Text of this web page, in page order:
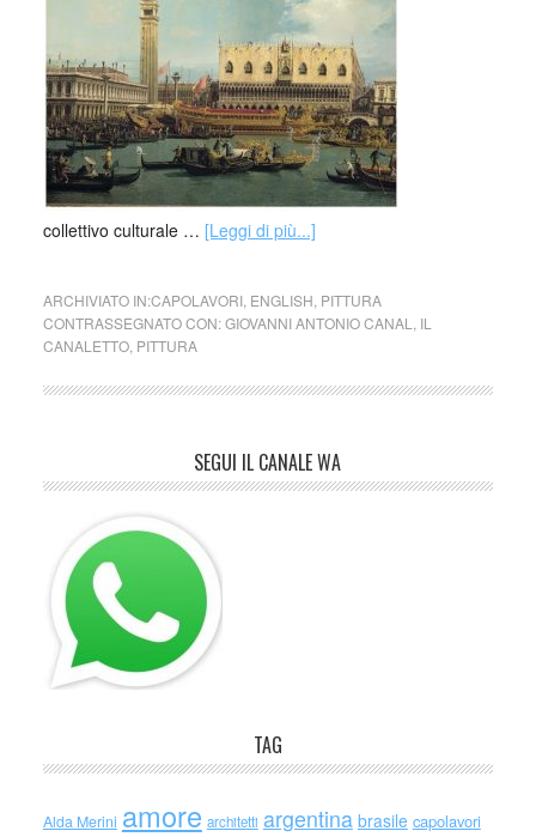
collettivo culturale … [Leggi di più...]
ARCHIVIATO IN:CAPOLAVORI, ENGLISH PITTURA
CONTRASSEGNATO CON:GIOVANNI ANTONIO CANAL
IL
CANALETTO, PITTURA
SEGUI IL CANALE WA
TAG
Alda Merini amore architetti argentina brasile capolavori